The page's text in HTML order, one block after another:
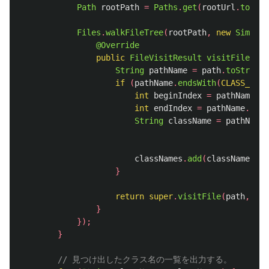
Path rootPath = Paths . get ( rootUrl . toURI
Files .walkFileTree( rootPath, new
@Override
public FileVisitResult visitFile
String pathName = path. toString
if
(pathName. endsWith(
int
beginIndex = pathName
int
endIndex = pathName.
String className = pathName
classNames . add (className
}
return super.visitFile(path,
}
});
}
// 見つけ出したクラス名の一覧を出力する。